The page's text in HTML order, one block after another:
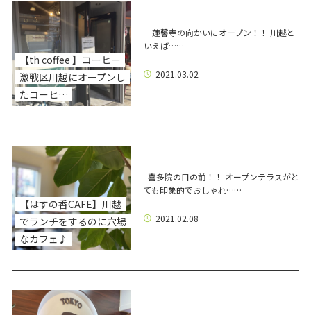
【th coffee 】コーヒー
激戦区川越にオープンし
たコーヒ…
蓮馨寺の向かいにオープン！！ 川越と
いえば……
2021.03.02
【はすの香CAFE】川越
でランチをするのに穴場
なカフェ♪
喜多院の目の前！！ オープンテラスがと
ても印象的でおしゃれ……
2021.02.08